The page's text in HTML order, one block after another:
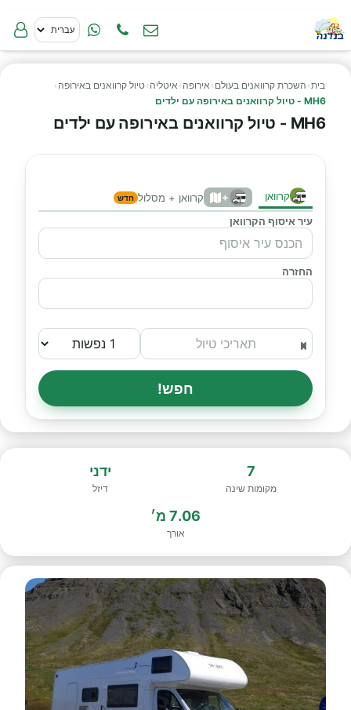
בית› השכרת קרוואנים בעולם › אירופה › איטליה ›טיול קרוואנים באירופה ›
MH6 - טיול קרוואנים באירופה עם ילדים
MH6 - טיול קרוואנים באירופה עם ילדים
קרוואן + קרוואן + מסלול חדש
עיר איסוף הקרוואן
החזרה
חפש!
7
מקומות שינה
ידני
דיזל
7.06 מ׳
אורך